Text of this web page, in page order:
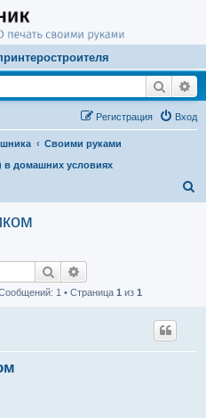
Поиск
Вход
Регистрация
Своими руками
в домашних условиях
Поиск
1 • Страница 1 из 1